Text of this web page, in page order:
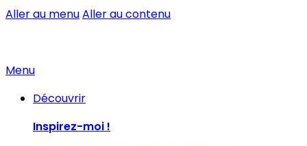
Aller au menuAller au contenu
Menu
Découvrir
Inspirez-moi !